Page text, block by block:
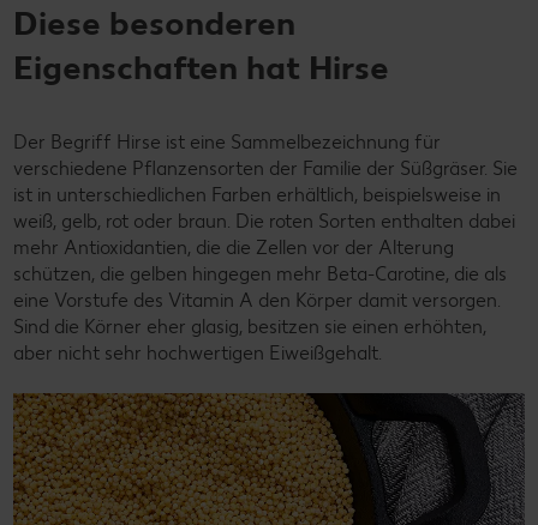
Diese besonderen
Eigenschaften hat Hirse
Der Begriff Hirse ist eine Sammelbezeichnung für
verschiedene Pflanzensorten der Familie der Süßgräser. Sie
ist in unterschiedlichen Farben erhältlich, beispielsweise in
weiß, gelb, rot oder braun. Die roten Sorten enthalten dabei
mehr Antioxidantien, die die Zellen vor der Alterung
schützen, die gelben hingegen mehr Beta-Carotine, die als
eine Vorstufe des Vitamin A den Körper damit versorgen.
Sind die Körner eher glasig, besitzen sie einen erhöhten,
aber nicht sehr hochwertigen Eiweißgehalt.